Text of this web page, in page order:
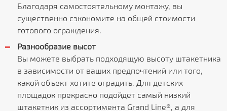
Благодаря самостоятельному монтажу, вы
существенно сэкономите на общей стоимости
готового ограждения.
Разнообразие высот
Вы можете выбрать подходящую высоту штакетника
в зависимости от ваших предпочтений или того,
какой объект хотите оградить. Для детских
площадок прекрасно подойдет самый низкий
штакетник из ассортимента Grand Line®, а для